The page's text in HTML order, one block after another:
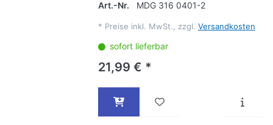
Art.-Nr.
MDG 316 0401-2
* Preise inkl. MwSt., zzgl. Versandkosten
sofort lieferbar
21,99 € *